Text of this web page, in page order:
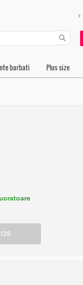
barbati Plus size